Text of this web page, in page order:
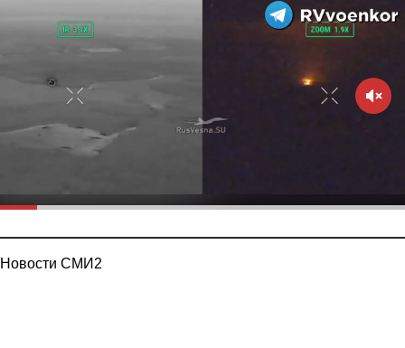
Новости СМИ2